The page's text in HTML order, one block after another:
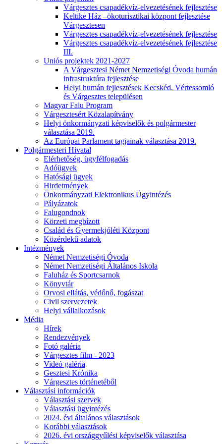
Várgesztes csapadékvíz-elvezetésének fejlesztése
Keltike Ház –ökoturisztikai központ fejlesztése
Várgesztesen
Várgesztes csapadékvíz-elvezetésének fejlesztése
Várgesztes csapadékvíz-elvezetésének fejlesztése
III.
Uniós projektek 2021-2027
A Várgesztesi Német Nemzetiségi Óvoda humán
infrastruktúra fejlesztése
Helyi humán fejlesztések Kecskéd, Vértessomló
és Várgesztes településen
Magyar Falu Program
Várgesztesért Közalapítvány
Helyi önkormányzati képviselők és polgármester
választása 2019.
Az Európai Parlament tagjainak választása 2019.
Polgármesteri Hivatal
Elérhetőség, ügyfélfogadás
Adóügyek
Hatósági ügyek
Hirdetmények
Önkormányzati Elektronikus Ügyintézés
Pályázatok
Falugondnok
Körzeti megbízott
Család és Gyermekjóléti Központ
Közérdekű adatok
Intézmények
Német Nemzetiségi Óvoda
Német Nemzetiségi Általános Iskola
Faluház és Sportcsarnok
Könyvtár
Orvosi ellátás, védőnő, fogászat
Civil szervezetek
Helyi vállalkozások
Média
Hírek
Rendezvények
Fotó galéria
Várgesztes film - 2023
Videó galéria
Gesztesi Krónika
Várgesztes történetéből
Választási információk
Választási szervek
Választási ügyintézés
2024. évi általános választások
Korábbi választások
2026. évi országgyűlési képviselők választása